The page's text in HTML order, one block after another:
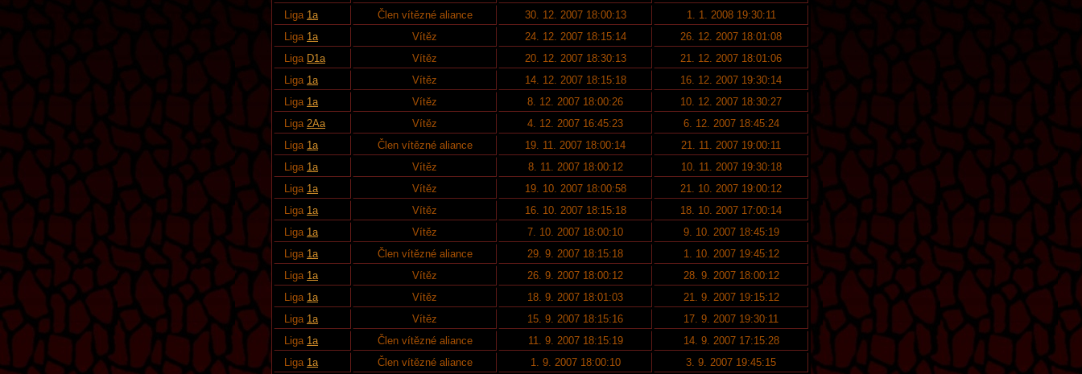
Liga 1a Člen vítězné aliance 30. 12. 2007 18:00:13
1. 1. 2008 19:30:11
Liga 1a Vítěz 24. 12. 2007 18:15:14
26. 12. 2007 18:01:08
Liga D1a Vítěz 20. 12. 2007 18:30:13
21. 12. 2007 18:01:06
Liga 1a Vítěz 14. 12. 2007 18:15:18
16. 12. 2007 19:30:14
Liga 1a Vítěz 8. 12. 2007 18:00:26
10. 12. 2007 18:30:27
Liga 2Aa Vítěz 4. 12. 2007 16:45:23
6. 12. 2007 18:45:24
Liga 1a Člen vítězné aliance 19. 11. 2007 18:00:14
21. 11. 2007 19:00:11
Liga 1a Vítěz 8. 11. 2007 18:00:12
10. 11. 2007 19:30:18
Liga 1a Vítěz 19. 10. 2007 18:00:58
21. 10. 2007 19:00:12
Liga 1a Vítěz 16. 10. 2007 18:15:18
18. 10. 2007 17:00:14
Liga 1a Vítěz 7. 10. 2007 18:00:10
9. 10. 2007 18:45:19
Liga 1a Člen vítězné aliance 29. 9. 2007 18:15:18
1. 10. 2007 19:45:12
Liga 1a Vítěz 26. 9. 2007 18:00:12
28. 9. 2007 18:00:12
Liga 1a Vítěz 18. 9. 2007 18:01:03
21. 9. 2007 19:15:12
Liga 1a Vítěz 15. 9. 2007 18:15:16
17. 9. 2007 19:30:11
Liga 1a Člen vítězné aliance 11. 9. 2007 18:15:19
14. 9. 2007 17:15:28
Liga 1a Člen vítězné aliance 1. 9. 2007 18:00:10 3. 9. 2007 19:45:15